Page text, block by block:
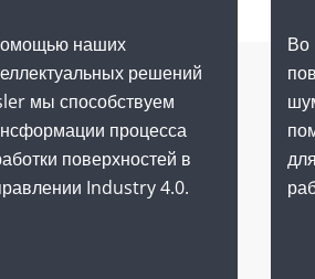
наших
решений
мы способствуем
процесса
поверхностей в
Industry 4.0.
Во